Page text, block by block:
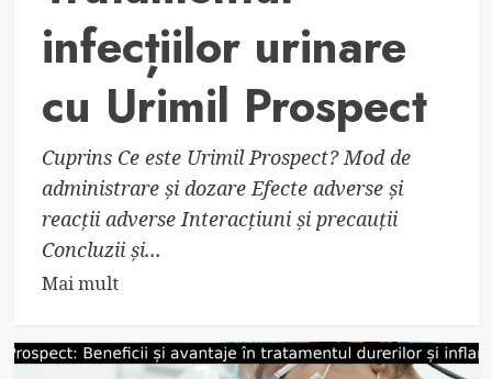
infecțiilor urinare
cu Urimil Prospect
Cuprins Ce este Urimil Prospect? Mod de
administrare și dozare Efecte adverse și
reacții adverse Interacțiuni și precauții
Concluzii și...
Mai multRead
about
Tratamentul